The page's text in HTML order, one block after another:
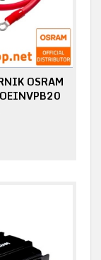
OSRAM